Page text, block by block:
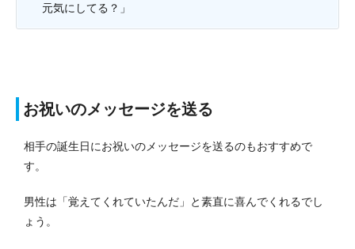
元気にしてる？」
お祝いのメッセージを送る
相手の誕生日にお祝いのメッセージを送るのもおすすめで
す。
男性は「覚えてくれていたんだ」と素直に喜んでくれるでし
ょう。